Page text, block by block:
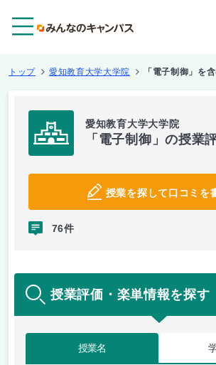
トップ 愛知教育大学大学院 「電子制御」を
愛知教育大学大学院
「電子制御」の授業
授業を探して口コミを
76件
授業評価・楽単情報を探す
授業名